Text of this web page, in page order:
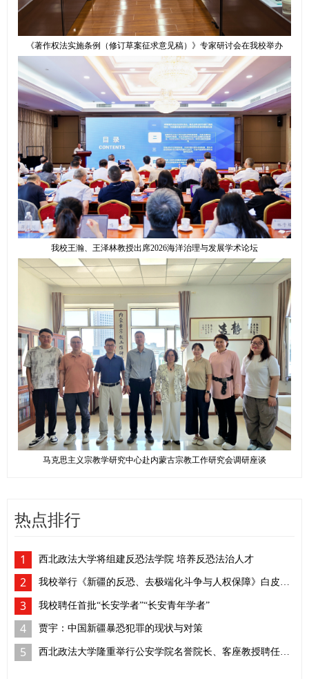
《著作权法实施条例（修订草案征求意见稿）》专家研讨会在我校举办
我校王瀚、王泽林教授出席2026海洋治理与发展学术论坛
马克思主义宗教学研究中心赴内蒙古宗教工作研究会调研座谈
热点排行
1 西北政法大学将组建反恐法学院 培养反恐法治人才
2 我校举行《新疆的反恐、去极端化斗争与人权保障》白皮书学习座谈会
3 我校聘任首批“长安学者”“长安青年学者”
4 贾宇：中国新疆暴恐犯罪的现状与对策
5